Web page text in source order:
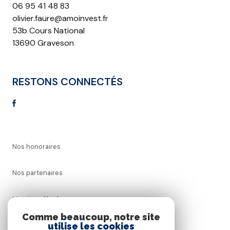
06 95 41 48 83
olivier.faure@amoinvest.fr
53b Cours National
13690 Graveson
RESTONS CONNECTÉS
Nos honoraires
Nos partenaires
Mentions légales
Comme beaucoup, notre site
utilise les cookies